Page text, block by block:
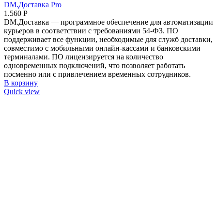
DM.Доставка Pro
1.560 Р
DM.Доставка — программное обеспечение для автоматизации
курьеров в соответствии с требованиями 54-ФЗ. ПО
поддерживает все функции, необходимые для служб доставки,
совместимо с мобильными онлайн-кассами и банковскими
терминалами. ПО лицензируется на количество
одновременных подключений, что позволяет работать
посменно или с привлечением временных сотрудников.
В корзину
Quick view